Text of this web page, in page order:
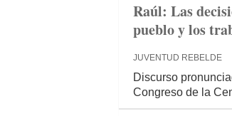
Raúl: Las
pueblo y los
JUVENTUD REBELDE
Discurso
Congreso de la